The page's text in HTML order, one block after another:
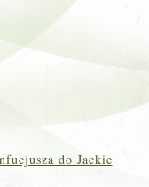
do Jackie